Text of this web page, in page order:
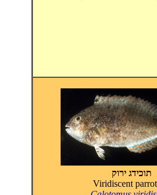
תוכידג ירוק
Viridiscent